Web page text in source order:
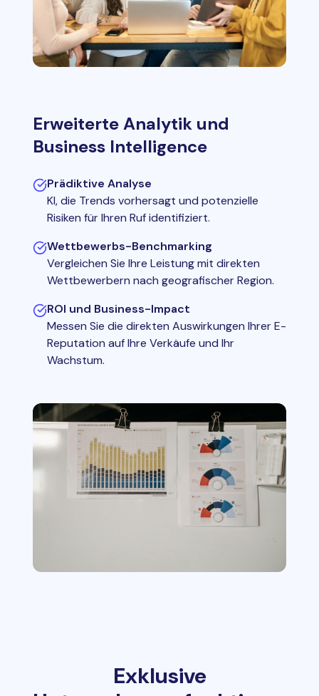
Erweiterte Analytik und
Business Intelligence
Prädiktive Analyse
KI, die Trends vorhersagt und potenzielle
Risiken für Ihren Ruf identifiziert.
Wettbewerbs-Benchmarking
Vergleichen Sie Ihre Leistung mit direkten
Wettbewerbern nach geografischer Region.
ROI und Business-Impact
Messen Sie die direkten Auswirkungen Ihrer E-
Reputation auf Ihre Verkäufe und Ihr
Wachstum.
Exklusive